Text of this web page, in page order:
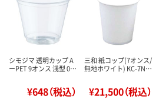
シモジマ 透明カップ A
ーPET 9オンス 浅型 0…
¥648（税込）
三和 紙コップ(7オンス/
無地ホワイト) KC-7N…
¥21,500（税込）